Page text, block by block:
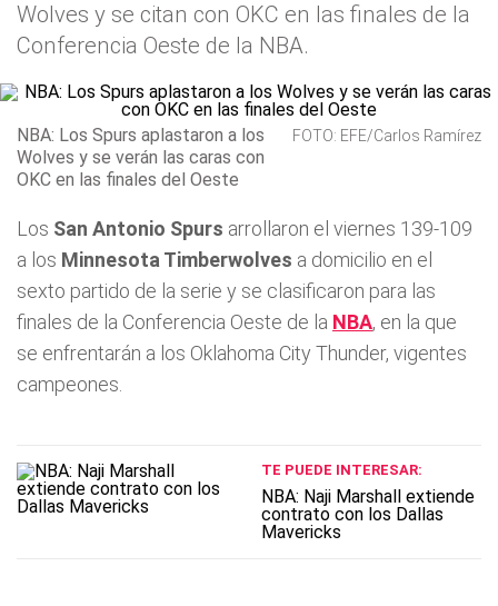
Wolves y se citan con OKC en las finales de la
Conferencia Oeste de la NBA.
NBA: Los Spurs aplastaron a los
Wolves y se verán las caras con
OKC en las finales del Oeste
FOTO: EFE/Carlos Ramírez
Los San Antonio Spurs arrollaron el viernes 139-109
a los Minnesota Timberwolves a domicilio en el
sexto partido de la serie y se clasificaron para las
finales de la Conferencia Oeste de la NBA, en la que
se enfrentarán a los Oklahoma City Thunder, vigentes
campeones.
TE PUEDE INTERESAR:
NBA: Naji Marshall extiende
contrato con los Dallas
Mavericks